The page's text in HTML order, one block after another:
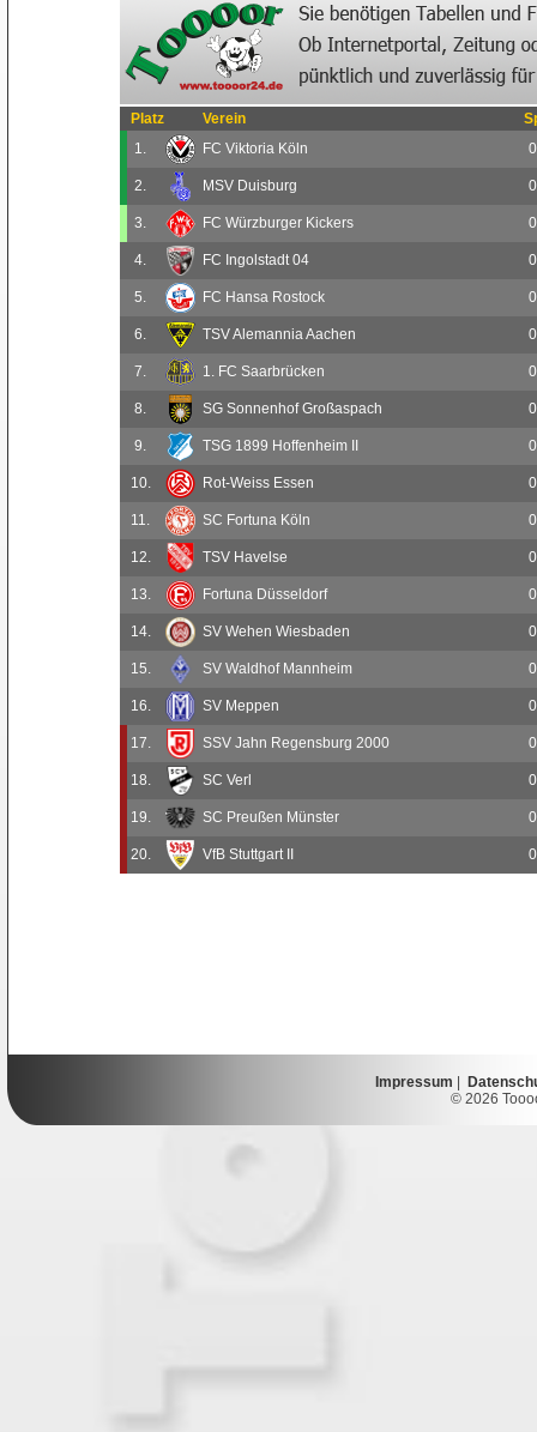
Platz Verein
1.
FC Viktoria Köln 0
2. MSV Duisburg 0
3. FC Würzburger Kickers 0
4. FC Ingolstadt 04 0
5. FC Hansa Rostock 0
6. TSV Alemannia Aachen 0
7. 1. FC Saarbrücken 0
8. SG Sonnenhof Großaspach 0
9. TSG 1899 Hoffenheim II 0
10. Rot-Weiss Essen 0
11. SC Fortuna Köln 0
12. TSV Havelse 0
13. Fortuna Düsseldorf 0
14. SV Wehen Wiesbaden 0
15. SV Waldhof Mannheim 0
16. SV Meppen 0
17. SSV Jahn Regensburg 2000 0
18. SC Verl 0
19. SC Preußen Münster 0
20. VfB Stuttgart II 0
Impressum
© 2026